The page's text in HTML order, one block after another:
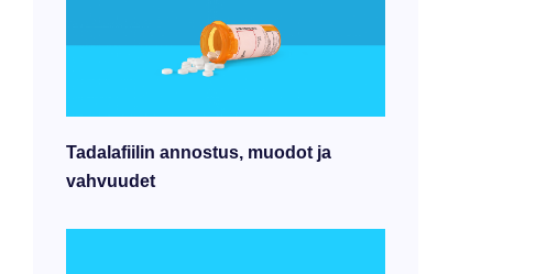
Tadalafiilin annostus, muodot ja
vahvuudet